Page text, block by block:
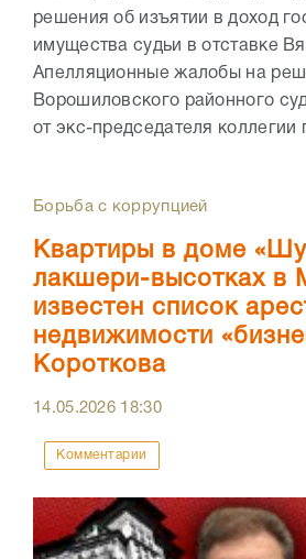
решения об изъятии в доход
имущества судьи в отставке
Апелляционные жалобы на
Ворошиловского районного
от экс-председателя коллегии
Борьба с коррупцией
Квартиры в доме
лакшери-высотках в
известен список
недвижимости
Короткова
14.05.2026 18:30
Комментарии